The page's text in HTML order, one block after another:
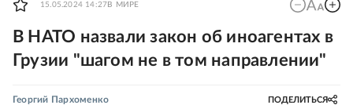
15.05.2024 14:27 В МИРЕ
В НАТО назвали закон об иноагентах в
Грузии "шагом не в том направлении"
Георгий Пархоменко ПОДЕЛИТЬСЯ